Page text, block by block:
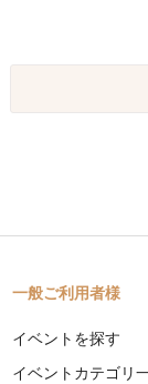
一般ご利用者様
イベントを探す
イベントカテゴリ